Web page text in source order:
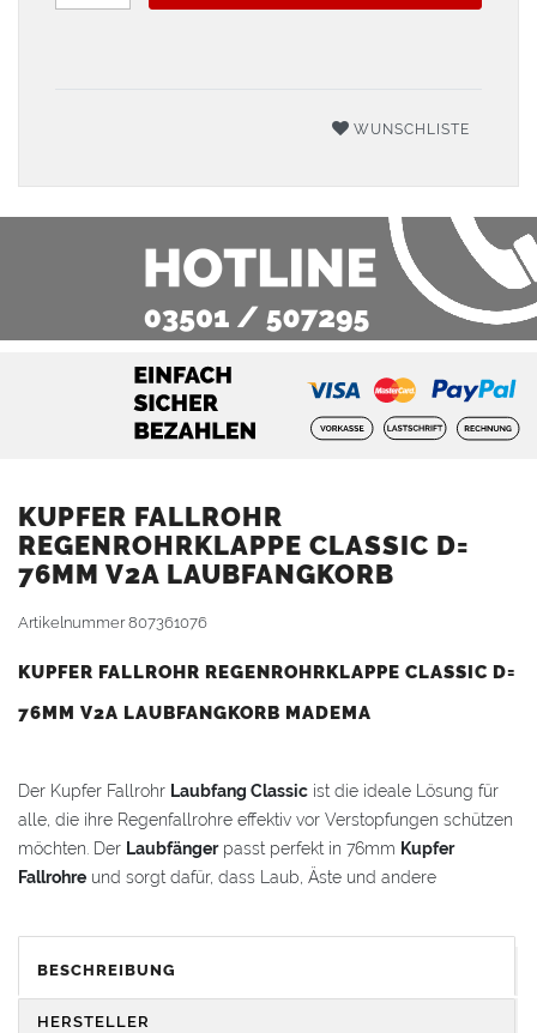
WUNSCHLISTE
KUPFER FALLROHR
REGENROHRKLAPPE CLASSIC D=
76MM V2A LAUBFANGKORB
Artikelnummer807361076
KUPFER FALLROHR REGENROHRKLAPPE CLASSIC D=
76MM V2A LAUBFANGKORB MADEMA
Der Kupfer Fallrohr Laubfang Classic ist die ideale Lösung für
alle, die ihre Regenfallrohre effektiv vor Verstopfungen schützen
möchten. Der Laubfängerpasst perfekt in 76mm Kupfer
Fallrohre und sorgt dafür, dass Laub, Äste und andere
Hohe Verarbeitungsqualität, Funktionalität und
Bedienfreundlichkeit gehen zurück auf über 25 Jahre
Entwicklungserfahrung in dieser Branche.
BESCHREIBUNG
HERSTELLER